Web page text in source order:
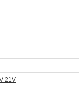
21V